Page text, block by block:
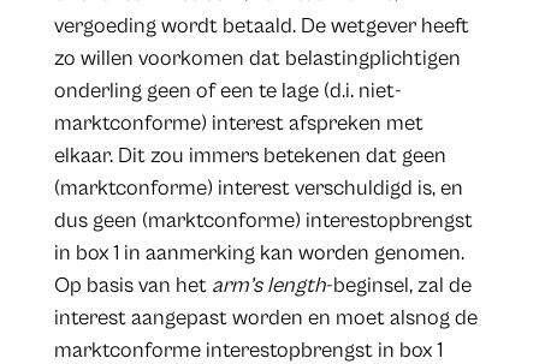
vergoeding wordt betaald. De wetgever heeft
zo willen voorkomen dat belastingplichtigen
onderling geen of een te lage (d.i. niet-
marktconforme) interest afspreken met
elkaar. Dit zou immers betekenen dat geen
(marktconforme) interest verschuldigd is, en
dus geen (marktconforme) interestopbrengst
in box 1 in aanmerking kan worden genomen.
Op basis van het arm’s length-beginsel, zal de
interest aangepast worden en moet alsnog de
marktconforme interestopbrengst in box 1